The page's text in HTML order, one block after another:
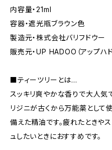
内容量・21ml
容器・遮光瓶ブラウン色
製造元・株式会社バリフドウー
販売元・UP HADOO（アップハド
■ティーツリーとは…
スッキリ爽やかな香りで大人気
リジニが古くから万能薬とし
備えた精油です。疲れたときや
ュしたいときにおすすめです。